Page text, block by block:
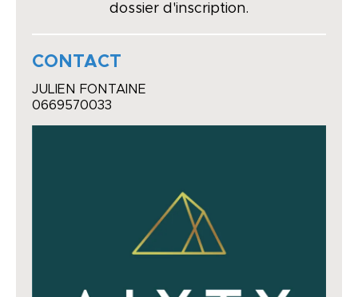
dossier d'inscription.
CONTACT
JULIEN FONTAINE
0669570033